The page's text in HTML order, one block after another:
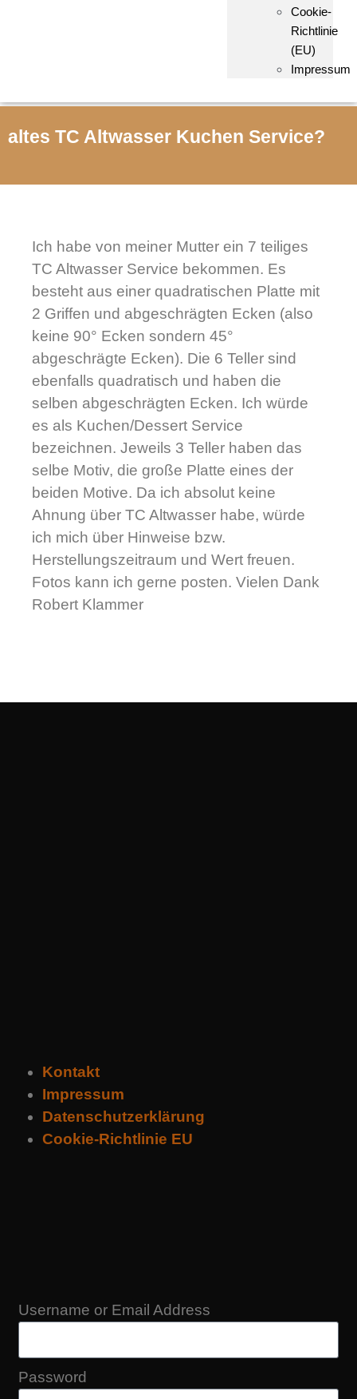
Cookie-
Richtlinie
(EU)
Impressum
altes TC Altwasser Kuchen Service?
Ich habe von meiner Mutter ein 7 teiliges
TC Altwasser Service bekommen. Es
besteht aus einer quadratischen Platte mit
2 Griffen und abgeschrägten Ecken (also
keine 90° Ecken sondern 45°
abgeschrägte Ecken). Die 6 Teller sind
ebenfalls quadratisch und haben die
selben abgeschrägten Ecken. Ich würde
es als Kuchen/Dessert Service
bezeichnen. Jeweils 3 Teller haben das
selbe Motiv, die große Platte eines der
beiden Motive. Da ich absolut keine
Ahnung über TC Altwasser habe, würde
ich mich über Hinweise bzw.
Herstellungszeitraum und Wert freuen.
Fotos kann ich gerne posten. Vielen Dank
Robert Klammer
Kontakt
Impressum
Datenschutzerklärung
Cookie-Richtlinie EU
Username or Email Address
Password